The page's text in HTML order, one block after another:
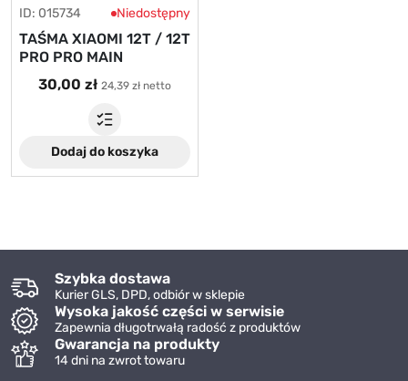
ID: 015734 Niedostępny
TAŚMA XIAOMI 12T / 12T
PRO PRO MAIN
30,00 zł 24,39 zł netto
Dodaj do koszyka
Szybka dostawa
Kurier GLS, DPD, odbiór w sklepie
Wysoka jakość części w serwisie
Zapewnia długotrwałą radość z produktów
Gwarancja na produkty
14 dni na zwrot towaru